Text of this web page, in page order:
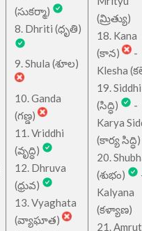
(సుకర్మా)
8. Dhriti (ధృతి)
9. Shula (శూల)
10. Ganda
(గణ్డ)
11. Vriddhi
(వృద్ధి)
12. Dhruva
(ధ్రువ)
13. Vyaghata
(వ్యాఘాత)
(మ్రిత్యు)
18. Kana
(కాన)
-
Klesha
19. Siddhi
(సిద్ధి)
-
Karya
(కార్య సిద్ధి)
20.
(శుభం)
Kalyana
(కళ్యాణ)
21.